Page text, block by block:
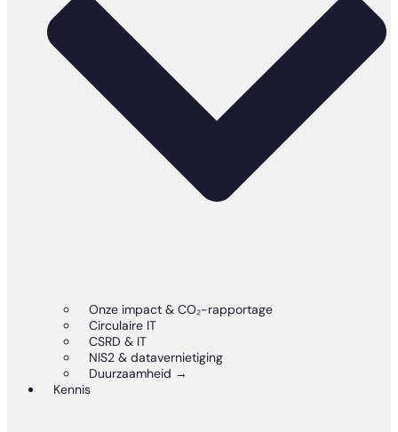
Onze impact & CO₂-rapportage
Circulaire IT
CSRD & IT
NIS2 & datavernietiging
Duurzaamheid →
Kennis